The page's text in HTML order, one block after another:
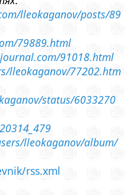
lleokaganov/posts/89
79889.html
91018.html
lleokaganov/77202.htm
status/6033270
lleokaganov/album/
rss.xml